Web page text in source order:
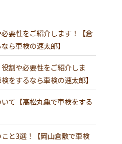
要性をご紹介します！【倉
ら車検の速太郎】
割や必要性をご紹介しま
をするなら車検の速太郎】
て【高松丸亀で車検をする
と3選！【岡山倉敷で車検